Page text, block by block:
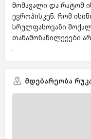
მომავალი და რატომ
ევროპისკენ. რომ
სრულფასოვანი
თანამონაწილეეები
.
მდებარეობა